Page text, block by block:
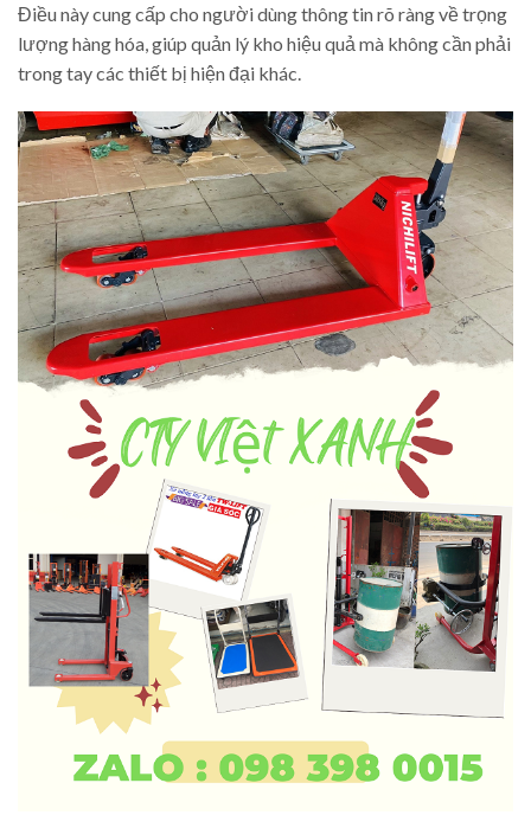
Điều này cung cấp cho người dùng thông tin rõ ràng về trọng
lượng hàng hóa, giúp quản lý kho hiệu quả mà không cần phải
trong tay các thiết bị hiện đại khác.